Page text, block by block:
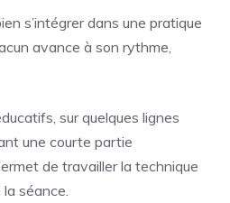
s’intégrer dans une pratique
avance à son rythme,
sur quelques lignes
une courte partie
de travailler la technique
séance.